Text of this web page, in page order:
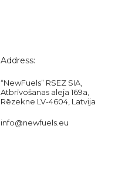
Address:
“NewFuels” RSEZ SIA,
Atbrīvošanas aleja 169a,
Rēzekne LV-4604, Latvija
info@newfuels.eu